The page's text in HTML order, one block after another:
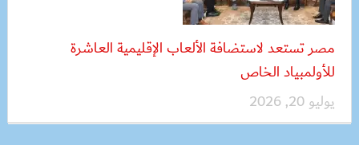
مصر تستعد لاستضافة الألعاب الإقليمية العاشرة
للأولمبياد الخاص
يوليو 20, 2026